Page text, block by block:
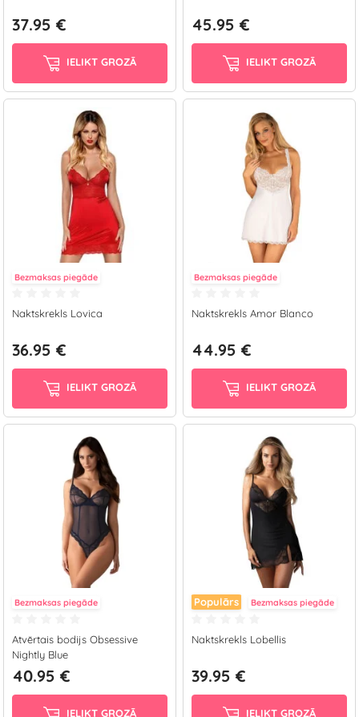
37.95 €
IELIKT GROZĀ
45.95 €
IELIKT GROZĀ
Bezmaksas piegāde
Naktskrekls Lovica
36.95 €
IELIKT GROZĀ
Bezmaksas piegāde
Naktskrekls Amor Blanco
44.95 €
IELIKT GROZĀ
Bezmaksas piegāde
Atvērtais bodijs Obsessive
Nightly Blue
40.95 €
IELIKT GROZĀ
Populārs Bezmaksas piegāde
Naktskrekls Lobellis
39.95 €
IELIKT GROZĀ